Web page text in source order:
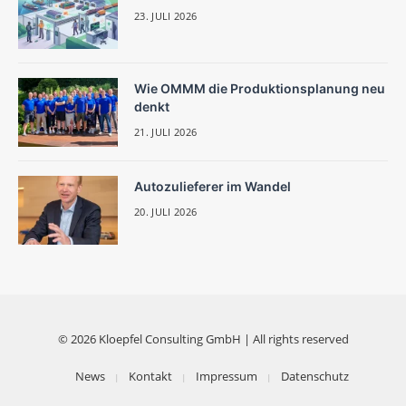
23. JULI 2026
Wie OMMM die Produktionsplanung neu
denkt
21. JULI 2026
Autozulieferer im Wandel
20. JULI 2026
© 2026 Kloepfel Consulting GmbH | All rights reserved
News Kontakt Impressum Datenschutz